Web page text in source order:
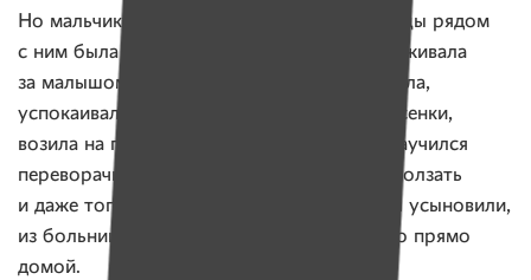
Но мальчику повезло. Все эти долгие месяцы рядом
с ним была социальная няня Таня. Она ухаживала
за малышом, кормила, умывала, переодевала,
успокаивала после процедур, пела ему песенки,
возила на прогулки. В больнице Матвей научился
переворачиваться со спинки на животик, ползать
и даже топать. А в восемь месяцев Матвея усыновили,
из больницы новые мама и папа увезли его прямо
домой.